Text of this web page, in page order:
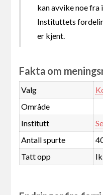
kan avvike noe
Instituttets
er kjent.
Fakta om
Valg
Område
Institutt
Antall spurte
Tatt opp